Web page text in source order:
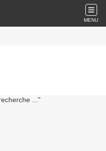
MENU